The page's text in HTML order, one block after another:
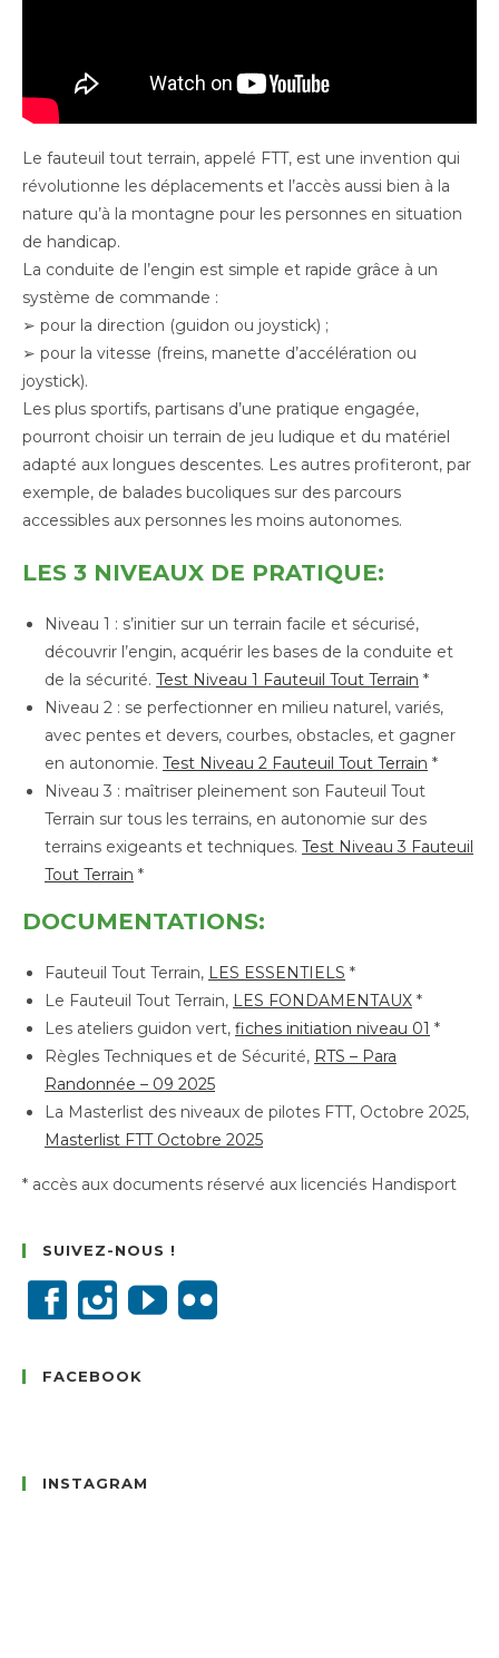
Le fauteuil tout terrain, appelé FTT, est une invention qui
révolutionne les déplacements et l’accès aussi bien à la
nature qu’à la montagne pour les personnes en situation
de handicap.
La conduite de l’engin est simple et rapide grâce à un
système de commande :
➢ pour la direction (guidon ou joystick) ;
➢ pour la vitesse (freins, manette d’accélération ou
joystick).
Les plus sportifs, partisans d’une pratique engagée,
pourront choisir un terrain de jeu ludique et du matériel
adapté aux longues descentes. Les autres profiteront, par
exemple, de balades bucoliques sur des parcours
accessibles aux personnes les moins autonomes.
LES 3 NIVEAUX DE PRATIQUE:
Niveau 1 : s’initier sur un terrain facile et sécurisé,
découvrir l’engin, acquérir les bases de la conduite et
de la sécurité. Test Niveau 1 Fauteuil Tout Terrain *
Niveau 2 : se perfectionner en milieu naturel, variés,
avec pentes et devers, courbes, obstacles, et gagner
en autonomie. Test Niveau 2 Fauteuil Tout Terrain *
Niveau 3 : maîtriser pleinement son Fauteuil Tout
Terrain sur tous les terrains, en autonomie sur des
terrains exigeants et techniques. Test Niveau 3 Fauteuil
Tout Terrain *
DOCUMENTATIONS:
Fauteuil Tout Terrain, LES ESSENTIELS *
Le Fauteuil Tout Terrain, LES FONDAMENTAUX *
Les ateliers guidon vert, fiches initiation niveau 01 *
Règles Techniques et de Sécurité, RTS – Para
Randonnée – 09 2025
La Masterlist des niveaux de pilotes FTT, Octobre 2025,
Masterlist FTT Octobre 2025
* accès aux documents réservé aux licenciés Handisport
SUIVEZ-NOUS !
FACEBOOK
INSTAGRAM